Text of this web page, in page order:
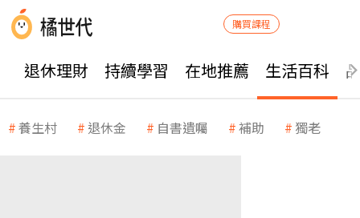
購買課程
退休理財 持續學習 在地推薦 生活百科
養生村 退休金 自書遺囑 補助 獨老